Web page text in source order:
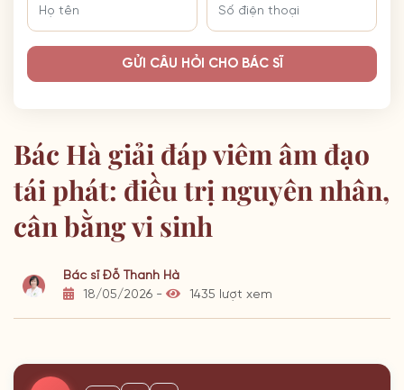
GỬI CÂU HỎI CHO BÁC SĨ
Bác Hà giải đáp viêm âm đạo
tái phát: điều trị nguyên nhân,
cân bằng vi sinh
Bác sĩ Đỗ Thanh Hà
18/05/2026 -
1435 lượt xem